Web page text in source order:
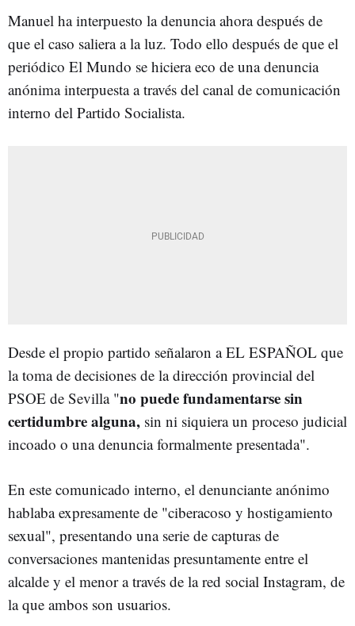
Manuel ha interpuesto la denuncia ahora después de
que el caso saliera a la luz. Todo ello después de que el
periódico El Mundo se hiciera eco de una denuncia
anónima interpuesta a través del canal de comunicación
interno del Partido Socialista.
Desde el propio partido señalaron a EL ESPAÑOL que
la toma de decisiones de la dirección provincial del
PSOE de Sevilla "no puede fundamentarse sin
certidumbre alguna, sin ni siquiera un proceso judicial
incoado o una denuncia formalmente presentada".
En este comunicado interno, el denunciante anónimo
hablaba expresamente de "ciberacoso y hostigamiento
sexual", presentando una serie de capturas de
conversaciones mantenidas presuntamente entre el
alcalde y el menor a través de la red social Instagram, de
la que ambos son usuarios.